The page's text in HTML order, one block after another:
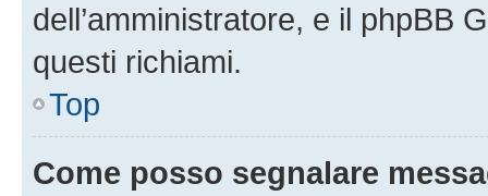
dell’amministratore, e il phpBB
questi richiami.
Top
Come posso segnalare